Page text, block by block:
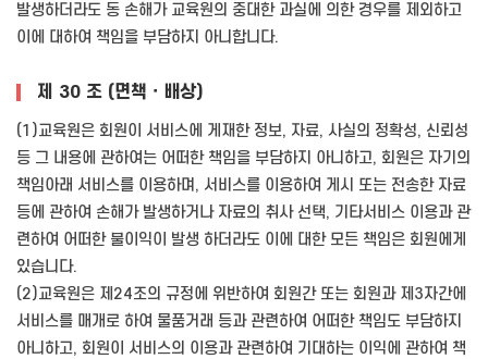
발생하더라도 동 손해가 교육원의 중대한 과실에 의한 경우를 제외하고
이에 대하여 책임을 부담하지 아니합니다.
제 30 조 (면책ㆍ배상)
(1)교육원은 회원이 서비스에 게재한 정보, 자료, 사실의 정확성, 신뢰성
등 그 내용에 관하여는 어떠한 책임을 부담하지 아니하고, 회원은 자기의
책임아래 서비스를 이용하며, 서비스를 이용하여 게시 또는 전송한 자료
등에 관하여 손해가 발생하거나 자료의 취사 선택, 기타서비스 이용과 관
련하여 어떠한 불이익이 발생 하더라도 이에 대한 모든 책임은 회원에게
있습니다.
(2)교육원은 제24조의 규정에 위반하여 회원간 또는 회원과 제3자간에
서비스를 매개로 하여 물품거래 등과 관련하여 어떠한 책임도 부담하지
아니하고, 회원이 서비스의 이용과 관련하여 기대하는 이익에 관하여 책